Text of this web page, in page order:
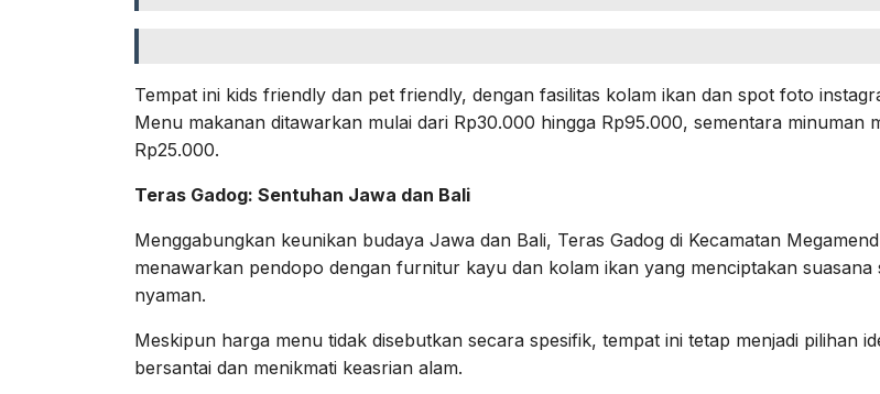
Tempat ini kids friendly dan pet friendly, dengan fasilitas kolam ikan dan spot foto
Menu makanan ditawarkan mulai dari Rp30.000 hingga Rp95.000, sementara minuman
Rp25.000.
Teras Gadog: Sentuhan Jawa dan Bali
Menggabungkan keunikan budaya Jawa dan Bali, Teras Gadog di Kecamatan
menawarkan pendopo dengan furnitur kayu dan kolam ikan yang menciptakan suasana
nyaman.
Meskipun harga menu tidak disebutkan secara spesifik, tempat ini tetap menjadi pilihan
bersantai dan menikmati keasrian alam.